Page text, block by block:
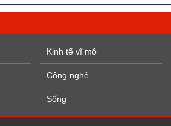
Kinh tế vĩ mô
Công nghệ
Sống